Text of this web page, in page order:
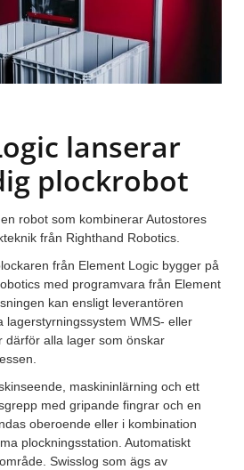
lanserar
plockrobot
robot som kombinerar Autostores
från Righthand Robotics.
från Element Logic bygger på
med programvara från Element
kan ensligt leverantören
lagerstyrningssystem WMS- eller
därför alla lager som önskar
maskininlärning och ett
med gripande fingrar och en
oberoende eller i kombination
plockningsstation. Automatiskt
Swisslog som ägs av